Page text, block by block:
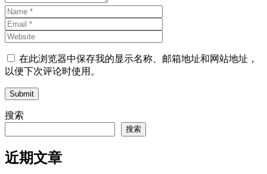
在此浏览器中保存我的显示名称、邮箱地址和网站地址，
以便下次评论时使用。
Submit
搜索
搜索
近期文章